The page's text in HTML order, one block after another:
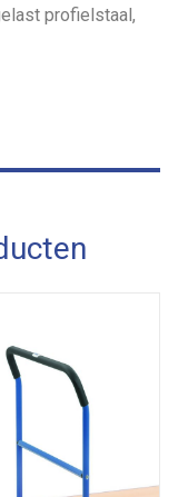
profielstaal,